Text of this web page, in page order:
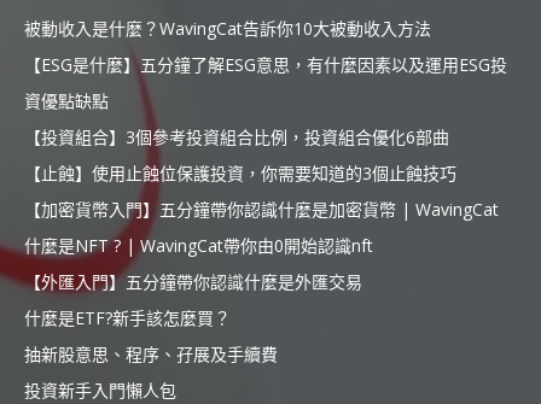
被動收入是什麼？WavingCat告訴你10大被動收入方法
【ESG是什麼】五分鐘了解ESG意思，有什麼因素以及運用ESG投
資優點缺點
【投資組合】3個參考投資組合比例，投資組合優化6部曲
【止蝕】使用止蝕位保護投資，你需要知道的3個止蝕技巧
【加密貨幣入門】五分鐘帶你認識什麼是加密貨幣 | WavingCat
什麼是NFT ? | WavingCat帶你由0開始認識nft
【外匯入門】五分鐘帶你認識什麼是外匯交易
什麼是ETF?新手該怎麼買？
抽新股意思、程序、孖展及手續費
投資新手入門懶人包